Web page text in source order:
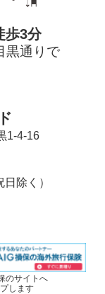
歩3分
黒通りで
1-4-16
除く）
のサイトへ
します